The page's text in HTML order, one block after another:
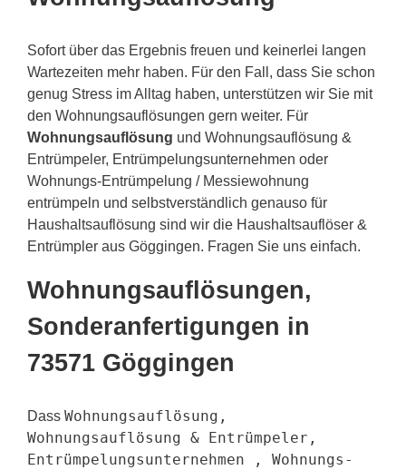
Sofort über das Ergebnis freuen und keinerlei langen
Wartezeiten mehr haben. Für den Fall, dass Sie schon
genug Stress im Alltag haben, unterstützen wir Sie mit
den Wohnungsauflösungen gern weiter. Für
Wohnungsauflösung und Wohnungsauflösung &
Entrümpeler, Entrümpelungsunternehmen oder
Wohnungs-Entrümpelung / Messiewohnung
entrümpeln und selbstverständlich genauso für
Haushaltsauflösung sind wir die Haushaltsauflöser &
Entrümpler aus Göggingen. Fragen Sie uns einfach.
Wohnungsauflösungen,
Sonderanfertigungen in
73571 Göggingen
Dass Wohnungsauflösung,
Wohnungsauflösung & Entrümpeler,
Entrümpelungsunternehmen , Wohnungs-